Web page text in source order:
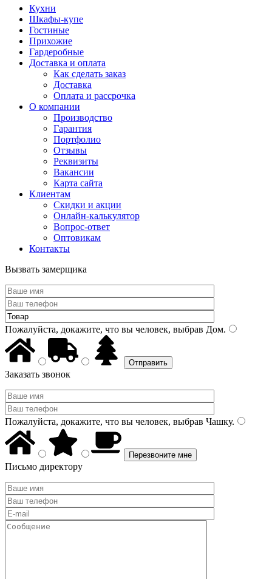
Кухни
Шкафы-купе
Гостиные
Прихожие
Гардеробные
Доставка и оплата
Как сделать заказ
Доставка
Оплата и рассрочка
О компании
Производство
Гарантия
Портфолио
Отзывы
Реквизиты
Вакансии
Карта сайта
Клиентам
Скидки и акции
Онлайн-калькулятор
Вопрос-ответ
Оптовикам
Контакты
Вызвать замерщика
Пожалуйста, докажите, что вы человек, выбрав Дом.
Заказать звонок
Пожалуйста, докажите, что вы человек, выбрав Чашку.
Письмо директору